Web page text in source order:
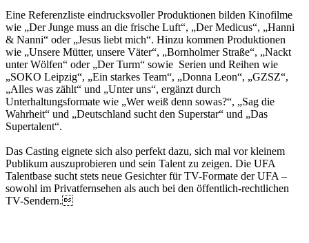
Eine Referenzliste eindrucksvoller Produktionen bilden Kinofilme
wie „Der Junge muss an die frische Luft“, „Der Medicus“, „Hanni
& Nanni“ oder „Jesus liebt mich“. Hinzu kommen Produktionen
wie „Unsere Mütter, unsere Väter“, „Bornholmer Straße“, „Nackt
unter Wölfen“ oder „Der Turm“ sowie Serien und Reihen wie
„SOKO Leipzig“, „Ein starkes Team“, „Donna Leon“, „GZSZ“,
„Alles was zählt“ und „Unter uns“, ergänzt durch
Unterhaltungsformate wie „Wer weiß denn sowas?“, „Sag die
Wahrheit“ und „Deutschland sucht den Superstar“ und „Das
Supertalent“.
Das Casting eignete sich also perfekt dazu, sich mal vor kleinem
Publikum auszuprobieren und sein Talent zu zeigen. Die UFA
Talentbase sucht stets neue Gesichter für TV-Formate der UFA –
sowohl im Privatfernsehen als auch bei den öffentlich-rechtlichen
TV-Sendern.